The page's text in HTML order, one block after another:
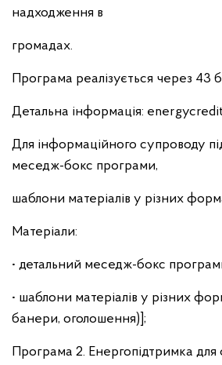
надходження в
громадах.
Програма реалізується через 43
Детальна інформація:
Для інформаційного супроводу
меседж-бокс програми,
шаблони матеріалів у різних
Матеріали:
• детальний меседж-бокс
• шаблони матеріалів у різних
банери, оголошення)];
Програма 2. Енергопідтримка для